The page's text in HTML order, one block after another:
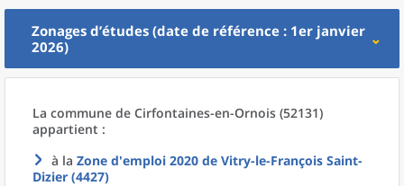
Zonages d’études (date de référence : 1er janvier
2026)
La commune de Cirfontaines-en-Ornois (52131)
appartient :
à la Zone d'emploi 2020 de Vitry-le-François Saint-
Dizier (4427)